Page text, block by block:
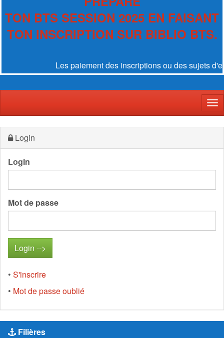
TON BTS SESSION 2025 EN FAISANT
TON INSCRIPTION SUR BIBLIO BTS.
Les paiement des inscriptions ou des sujets
Login
Login
Mot de passe
• S'inscrire
• Mot de passe oublié
Filières